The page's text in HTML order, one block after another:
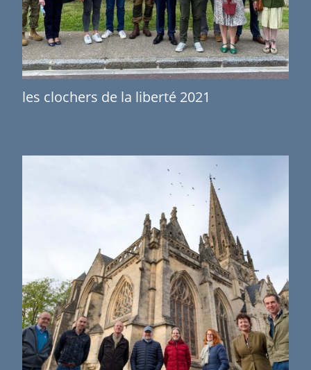
les clochers de la liberté 2021